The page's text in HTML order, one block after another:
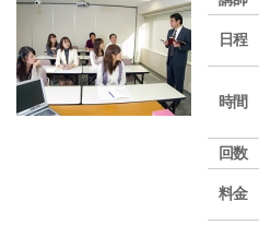
日程
時間
回数
料金